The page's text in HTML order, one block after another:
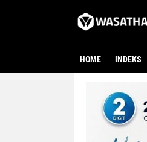
HOME INDEKS